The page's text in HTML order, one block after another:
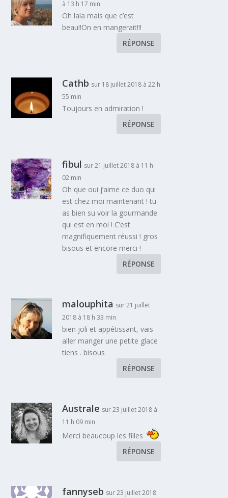
à 13 h 17 min
Oh lala mais que c’est
beau!!On en mangerait!!!
RÉPONSE
Cathb sur 18 juillet 2018 à 22 h
55 min
Toujours en admiration !
RÉPONSE
fibul sur 21 juillet 2018 à 11 h
02 min
Oh que oui j’aime ce duo qui
est chez moi maintenant ! tu
as bien su voir la gourmande
qui est en moi ! C’est
magnifiquement réussi ! gros
bisous et encore merci !
RÉPONSE
malouphita sur 21 juillet
2018 à 18 h 33 min
bien joli et appétissant, vais
aller manger une petite glace
tiens . bisous
RÉPONSE
Australe sur 23 juillet 2018 à
11 h 09 min
Merci beaucoup les filles
RÉPONSE
fannyseb sur 23 juillet 2018